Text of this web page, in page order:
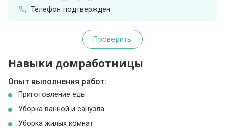
Телефон подтвержден
Проверить
Навыки домработницы
Опыт выполнения работ:
Приготовление еды
Уборка ванной и санузла
Уборка жилых комнат